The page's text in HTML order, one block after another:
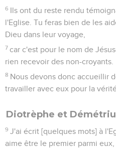
6 Ils ont du reste rendu
l'Eglise. Tu feras bien de les
Dieu dans leur voyage,
7 car c'est pour le nom de
rien recevoir des non-croyants.
8 Nous devons donc accueillir
travailler avec eux pour la
Diotrèphe et
9 J'ai écrit [quelques mots] à
aime être le premier parmi